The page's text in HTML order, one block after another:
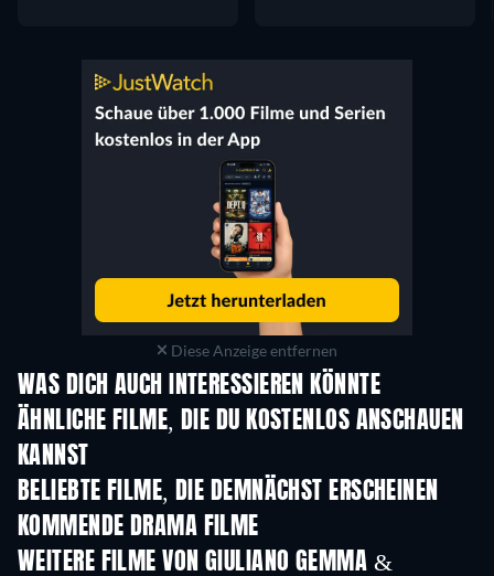
Diese Anzeige entfernen
WAS DICH AUCH INTERESSIEREN KÖNNTE
ÄHNLICHE FILME, DIE DU KOSTENLOS ANSCHAUEN
KANNST
BELIEBTE FILME, DIE DEMNÄCHST ERSCHEINEN
KOMMENDE DRAMA FILME
WEITERE FILME VON GIULIANO GEMMA &